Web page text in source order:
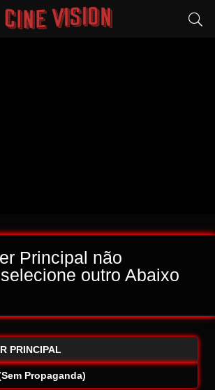
Principal não
outro Abaixo
PRINCIPAL
Propaganda)